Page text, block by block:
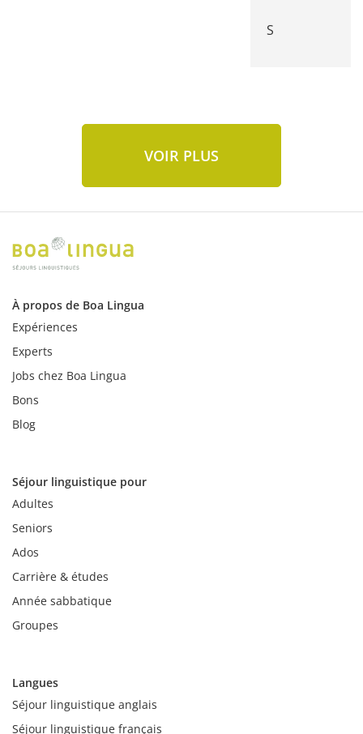
S
VOIR PLUS
À propos de Boa Lingua
Expériences
Experts
Jobs chez Boa Lingua
Bons
Blog
Séjour linguistique pour
Adultes
Seniors
Ados
Carrière & études
Année sabbatique
Groupes
Langues
Séjour linguistique anglais
Séjour linguistique français